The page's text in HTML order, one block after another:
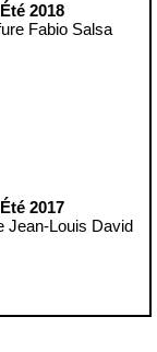
Été 2018
Été 2017